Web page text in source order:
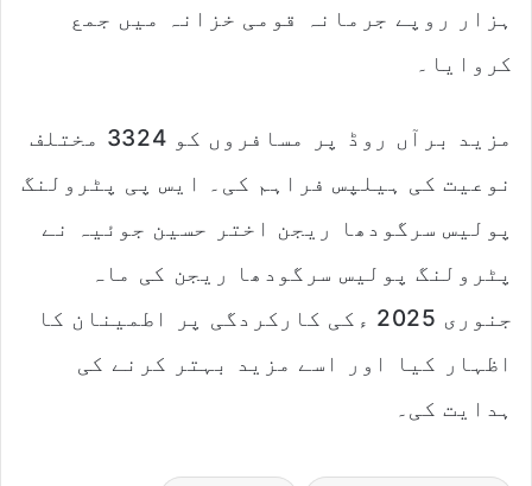
ہزار روپے جرمانہ قومی خزانہ میں جمع
کروایا۔
مزید برآں روڈ پر مسافروں کو 3324 مختلف
نوعیت کی ہیلپس فراہم کی۔ ایس پی پٹرولنگ
پولیس سرگودھا ریجن اختر حسین جوئیہ نے
پٹرولنگ پولیس سرگودھا ریجن کی ماہ
جنوری 2025 ءکی کارکردگی پر اطمینان کا
اظہار کیا اور اسے مزید بہتر کرنے کی
ہدایت کی۔